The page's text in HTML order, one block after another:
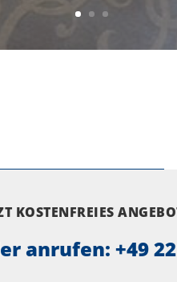
KOSTENFREIES
anrufen: +49